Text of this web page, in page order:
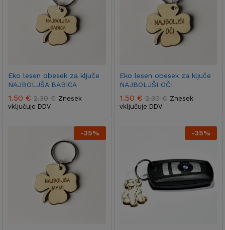
Eko lesen obesek za ključe
NAJBOLJŠA BABICA
1.50 € 2.30€ Znesek
vključuje DDV
Eko lesen obesek za ključe
NAJBOLJŠI OČI
1.50 € 2.30€ Znesek
vključuje DDV
-35% -35%